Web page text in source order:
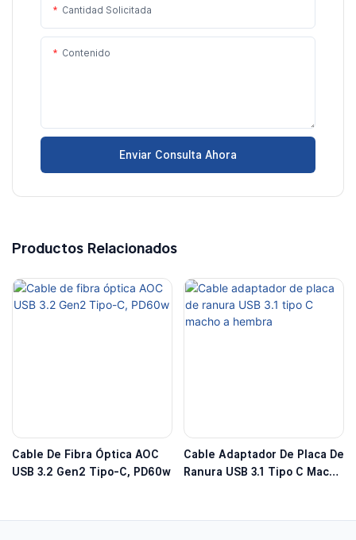
Cantidad Solicitada
Contenido
Enviar Consulta Ahora
Productos Relacionados
Cable De Fibra Óptica AOC
USB 3.2 Gen2 Tipo-C, PD60w
Cable Adaptador De Placa De
Ranura USB 3.1 Tipo C Macho